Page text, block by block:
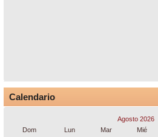
Calendario
Agosto 2026
Dom
Lun Mar Mié